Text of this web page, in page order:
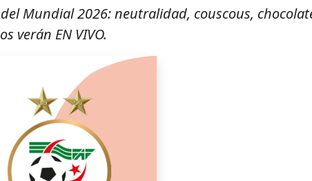
Mundial 2026: neutralidad, couscous,
verán EN VIVO.